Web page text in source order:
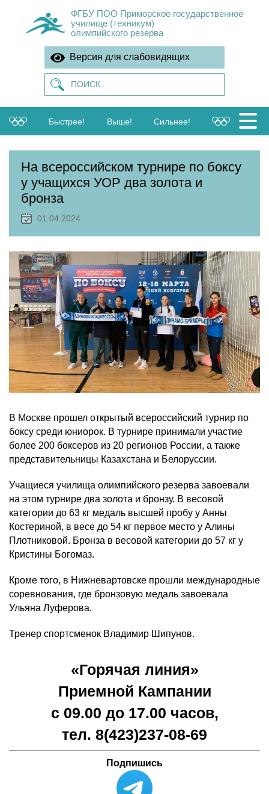
ФГБУ ПОО Приморское государственное
училище (техникум)
олимпийского резерва
Версия для слабовидящих
Быстрее! Выше! Сильнее!
«Горячая линия»
Приемной Кампании
с 09.00 до 17.00 часов,
тел. 8(423)237-08-69
Подпишись
На всероссийском турнире по боксу
у учащихся УОР два золота и
бронза
01.04.2024
В Москве прошел открытый всероссийский турнир по
боксу среди юниорок. В турнире принимали участие
более 200 боксеров из 20 регионов России, а также
представительницы Казахстана и Белоруссии.
Учащиеся училища олимпийского резерва завоевали
на этом турнире два золота и бронзу. В весовой
категории до 63 кг медаль высшей пробу у Анны
Костериной, в весе до 54 кг первое место у Алины
Плотниковой. Бронза в весовой категории до 57 кг у
Кристины Богомаз.
Кроме того, в Нижневартовске прошли международные
соревнования, где бронзовую медаль завоевала
Ульяна Луферова.
Тренер спортсменок Владимир Шипунов.